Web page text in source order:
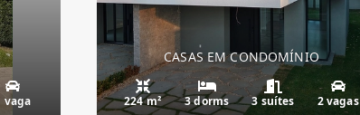
vaga
CASAS EM CONDOMÍNIO
224 m² 3 dorms 3 suítes 2 vagas